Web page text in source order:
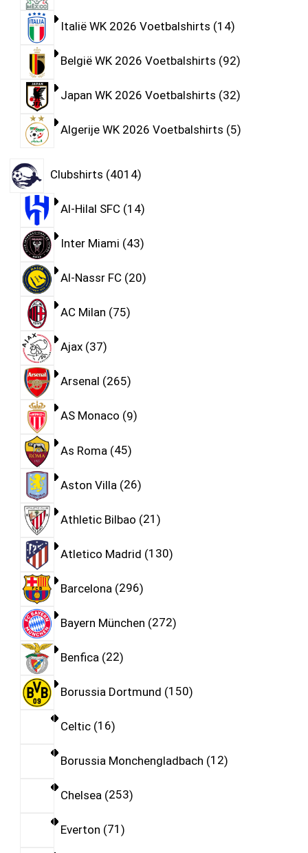
Italië WK 2026 Voetbalshirts 14
België WK 2026 Voetbalshirts 92
Japan WK 2026 Voetbalshirts 32
Algerije WK 2026 Voetbalshirts 5
Clubshirts 4014
Al-Hilal SFC 14
Inter Miami 43
Al-Nassr FC 20
AC Milan 75
Ajax 37
Arsenal 265
AS Monaco 9
As Roma 45
Aston Villa 26
Athletic Bilbao 21
Atletico Madrid 130
Barcelona 296
Bayern München 272
Benfica 22
Borussia Dortmund 150
Celtic 16
Borussia Monchengladbach 12
Chelsea 253
Everton 71